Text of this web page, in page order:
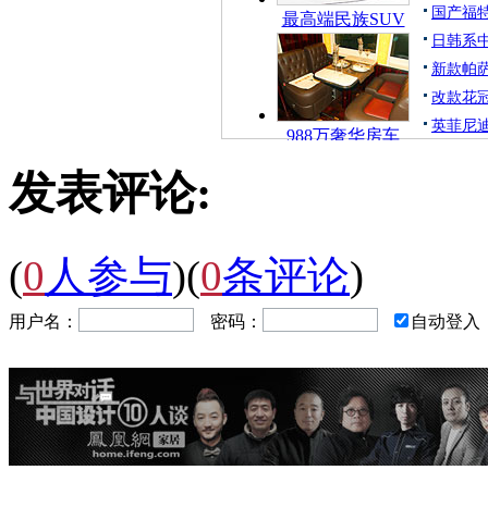
最高端民族SUV
988万奢华房车
国产福
日韩系
新款帕
改款花
英菲尼
发表评论:
(0 人参与)(0条评论)
用户名： 密码： 自动登入